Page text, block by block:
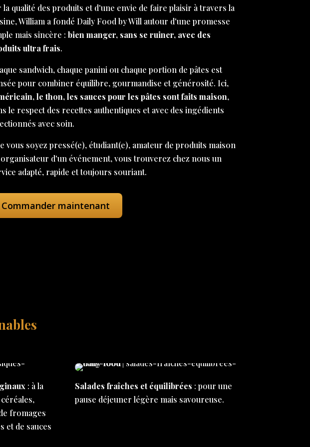
la qualité des produits et d'une envie de faire plaisir à travers la
William a fondé Daily Food by Will autour d'une promesse
mais sincère :bien manger, sans se ruiner, avec des
ultra frais.
sandwich, chaque panini ou chaque portion de pâtes est
pour combiner équilibre, gourmandise et générosité. Ici,
le thon, les sauces pour les pâtes sont faits maison,
le respect des recettes authentiques et avec des ingédients
avec soin.
vous soyez pressé(e), étudiant(e), amateur de produits maison
d'un événement, vous trouverez chez nous un
adapté, rapide et toujours souriant.
Commander maintenant
: à la
fromages
et de sauces
Salades fraîches et équilibrées : pour une
pause déjeuner légère mais savoureuse.